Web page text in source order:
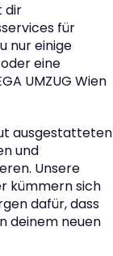
dir
für
nur einige
eine
UMZUG Wien
ausgestatteten
und
Unsere
kümmern sich
dafür, dass
deinem neuen